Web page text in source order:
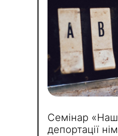
Семінар
депортації